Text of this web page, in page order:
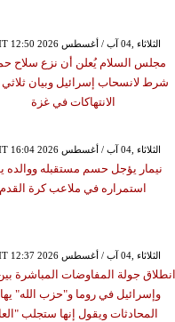
GMT 12:50 2026 الثلاثاء ,04 آب / أغسطس
مجلس السلام يُعلن أن نزع سلاح
شرط لانسحاب إسرائيل وبيان ثلاثي
الانتهاكات في غزة
GMT 16:04 2026 الثلاثاء ,04 آب / أغسطس
نيمار يؤجل حسم مستقبله ووالده
استمراره في ملاعب كرة القدم
GMT 12:37 2026 الثلاثاء ,04 آب / أغسطس
انطلاق جولة المفاوضات المباشرة
وإسرائيل في روما و"حزب الله"
المحادثات ويقول إنها ستجلب